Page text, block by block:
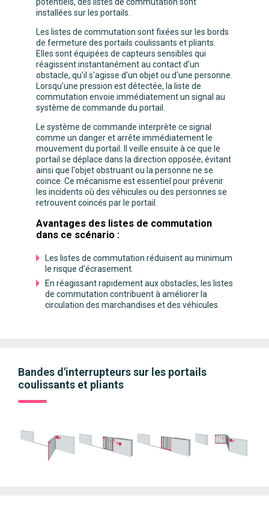
installées sur les portails.
Les listes de commutation sont fixées sur les bords
de fermeture des portails coulissants et pliants.
Elles sont équipées de capteurs sensibles qui
réagissent instantanément au contact d'un
obstacle, qu'il s'agisse d'un objet ou d'une personne.
Lorsqu'une pression est détectée, la liste de
commutation envoie immédiatement un signal au
système de commande du portail.
Le système de commande interprète ce signal
comme un danger et arrête immédiatement le
mouvement du portail. Il veille ensuite à ce que le
portail se déplace dans la direction opposée, évitant
ainsi que l'objet obstruant ou la personne ne se
coince. Ce mécanisme est essentiel pour prévenir
les incidents où des véhicules ou des personnes se
retrouvent coincés par le portail.
Avantages des listes de commutation
dans ce scénario :
Les listes de commutation réduisent au minimum
le risque d'écrasement.
En réagissant rapidement aux obstacles, les listes
de commutation contribuent à améliorer la
circulation des marchandises et des véhicules.
Bandes d'interrupteurs sur les portails
coulissants et pliants